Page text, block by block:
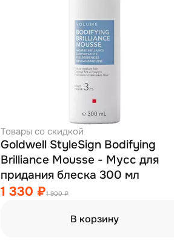
Товары со скидкой
Goldwell StyleSign Bodifying
Brilliance Mousse - Мусс для
придания блеска 300 мл
1 330 ₽1 900 ₽
В корзину